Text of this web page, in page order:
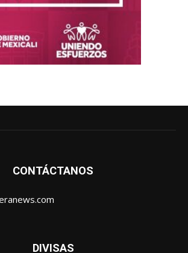
CONTÁCTANOS
DIVISAS